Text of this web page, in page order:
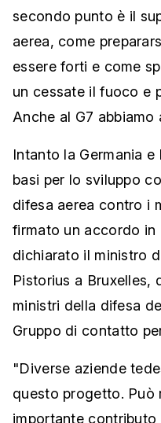
secondo punto è il
aerea, come
essere forti e come
un cessate il fuoco e
Anche al G7
Intanto la Germania
basi per lo sviluppo
difesa aerea contro i
firmato un accordo in
dichiarato il ministro
Pistorius a Bruxelles,
ministri della difesa
Gruppo di contatto
"Diverse aziende
questo progetto. Può
importante contributo